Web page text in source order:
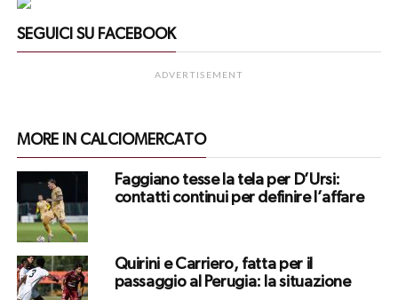
SEGUICI SU FACEBOOK
ADVERTISEMENT
MORE IN CALCIOMERCATO
Faggiano tesse la tela per D’Ursi:
contatti continui per definire l’affare
Quirini e Carriero, fatta per il
passaggio al Perugia: la situazione